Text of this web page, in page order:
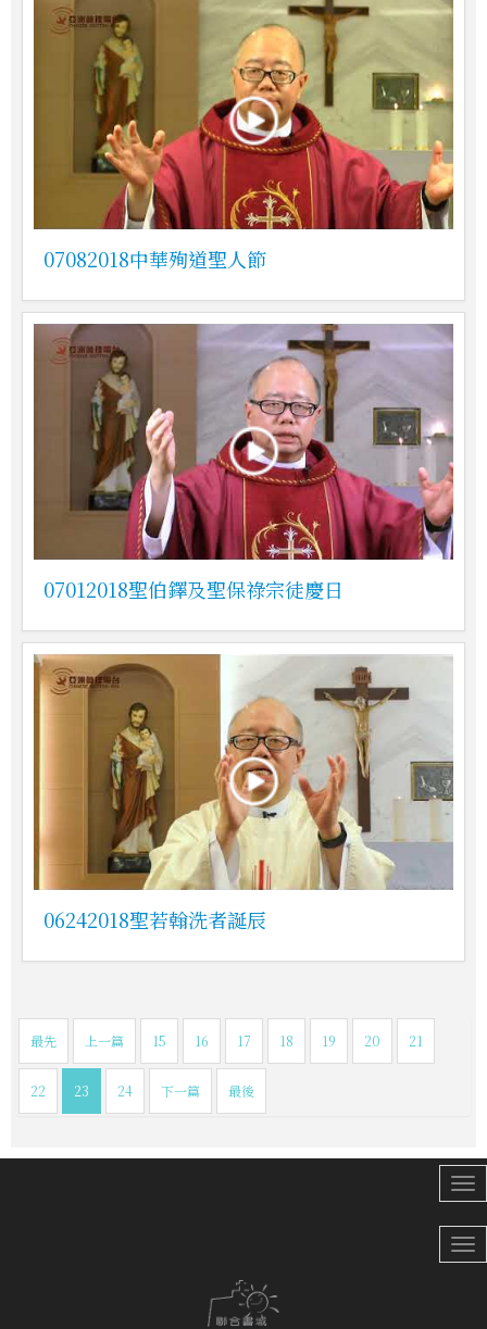
07082018中華殉道聖人節
07012018聖伯鐸及聖保祿宗徒慶日
06242018聖若翰洗者誕辰
最先 上一篇 15 16 17 18 19 20 21
22 23 24 下一篇 最後